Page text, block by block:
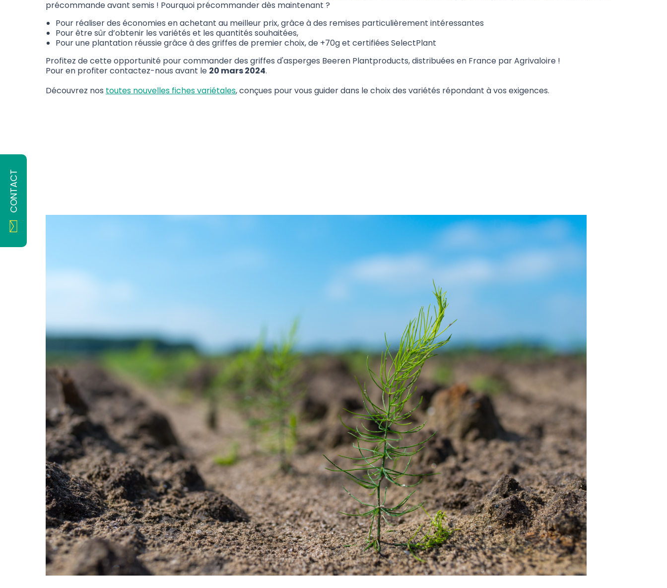
précommande avant semis ! Pourquoi précommander dès maintenant ?
Pour réaliser des économies en achetant au meilleur prix, grâce à des remises particulièrement intéressantes
Pour être sûr d’obtenir les variétés et les quantités souhaitées,
Pour une plantation réussie grâce à des griffes de premier choix, de +70g et certifiées SelectPlant
Profitez de cette opportunité pour commander des griffes d'asperges Beeren Plantproducts, distribuées en France par Agrivaloire !
Pour en profiter contactez-nous avant le 20 mars 2024.
Découvrez nos toutes nouvelles fiches variétales, conçues pour vous guider dans le choix des variétés répondant à vos exigences.
CONTACT